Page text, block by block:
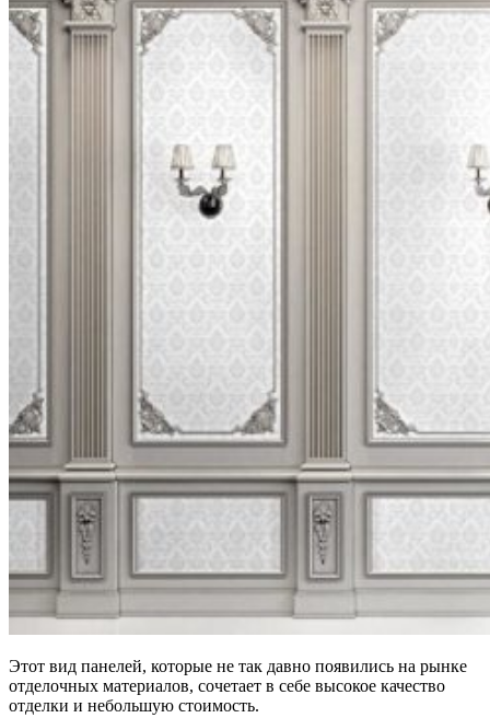
Этот вид панелей, которые не так давно появились на рынке
отделочных материалов, сочетает в себе высокое качество
отделки и небольшую стоимость.